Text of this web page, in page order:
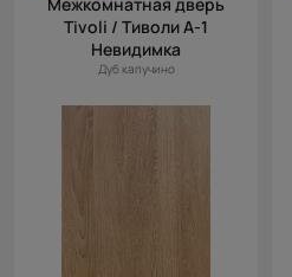
Tivoli / Тиволи А-1
Невидимка
Дуб капучино